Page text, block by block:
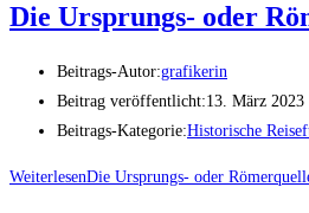
Die Ursprungs- oder
Beitrags-Autor:grafikerin
Beitrag veröffentlicht:13. März 2023
Beitrags-Kategorie:Historische
WeiterlesenDie Ursprungs- oder